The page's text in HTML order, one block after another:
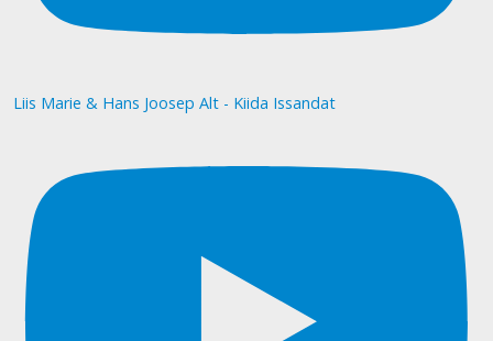
Liis Marie & Hans Joosep Alt - Kiida Issandat